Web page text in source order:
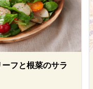
フと根菜のサラ